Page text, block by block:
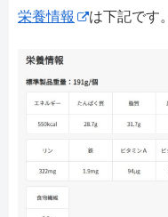
栄養情報 は下記です。